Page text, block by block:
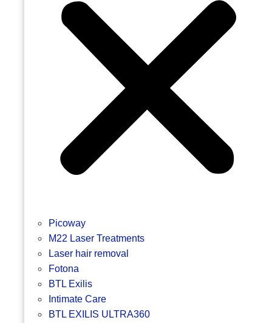
Picoway
M22 Laser Treatments
Laser hair removal
Fotona
BTL Exilis
Intimate Care
BTL EXILIS ULTRA360